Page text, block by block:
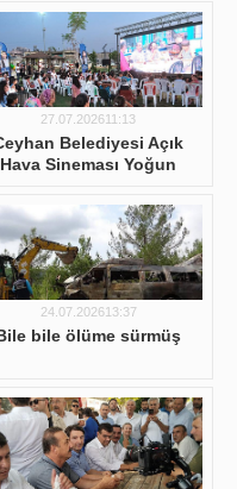
27.07.202611:13
Belediyesi Açık
Hava Sineması Yoğun
24.07.202613:37
bile ölüme sürmüş